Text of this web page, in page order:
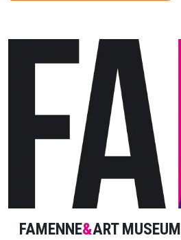
FAMENNE&ART MUSEUM